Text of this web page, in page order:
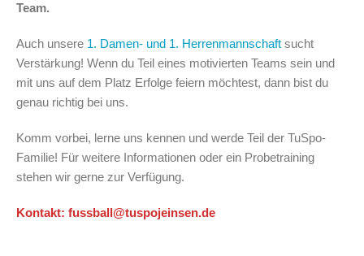
Team.
Auch unsere 1. Damen- und 1. Herrenmannschaft sucht
Verstärkung! Wenn du Teil eines motivierten Teams sein und
mit uns auf dem Platz Erfolge feiern möchtest, dann bist du
genau richtig bei uns.
Komm vorbei, lerne uns kennen und werde Teil der TuSpo-
Familie! Für weitere Informationen oder ein Probetraining
stehen wir gerne zur Verfügung.
Kontakt: fussball@tuspojeinsen.de